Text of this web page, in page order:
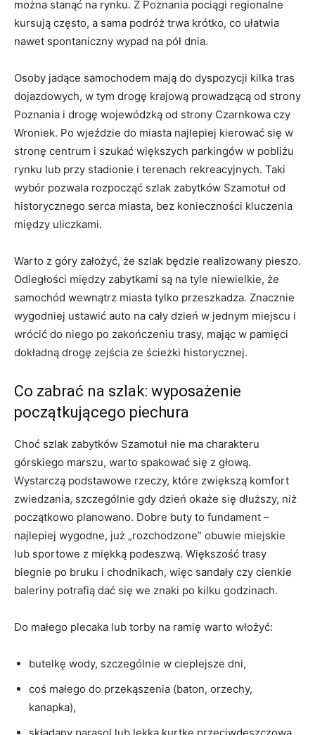
można stanąć na rynku. Z Poznania pociągi regionalne
kursują często, a sama podróż trwa krótko, co ułatwia
nawet spontaniczny wypad na pół dnia.
Osoby jadące samochodem mają do dyspozycji kilka tras
dojazdowych, w tym drogę krajową prowadzącą od strony
Poznania i drogę wojewódzką od strony Czarnkowa czy
Wroniek. Po wjeździe do miasta najlepiej kierować się w
stronę centrum i szukać większych parkingów w pobliżu
rynku lub przy stadionie i terenach rekreacyjnych. Taki
wybór pozwala rozpocząć szlak zabytków Szamotuł od
historycznego serca miasta, bez konieczności kluczenia
między uliczkami.
Warto z góry założyć, że szlak będzie realizowany pieszo.
Odległości między zabytkami są na tyle niewielkie, że
samochód wewnątrz miasta tylko przeszkadza. Znacznie
wygodniej ustawić auto na cały dzień w jednym miejscu i
wrócić do niego po zakończeniu trasy, mając w pamięci
dokładną drogę zejścia ze ścieżki historycznej.
Co zabrać na szlak: wyposażenie
początkującego piechura
Choć szlak zabytków Szamotuł nie ma charakteru
górskiego marszu, warto spakować się z głową.
Wystarczą podstawowe rzeczy, które zwiększą komfort
zwiedzania, szczególnie gdy dzień okaże się dłuższy, niż
początkowo planowano. Dobre buty to fundament –
najlepiej wygodne, już „rozchodzone” obuwie miejskie
lub sportowe z miękką podeszwą. Większość trasy
biegnie po bruku i chodnikach, więc sandały czy cienkie
baleriny potrafią dać się we znaki po kilku godzinach.
Do małego plecaka lub torby na ramię warto włożyć:
butelkę wody, szczególnie w cieplejsze dni,
coś małego do przekąszenia (baton, orzechy,
kanapka),